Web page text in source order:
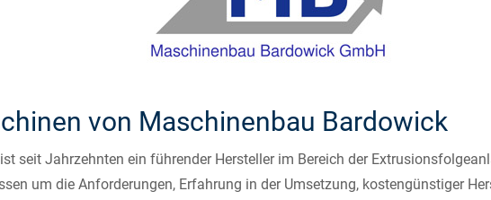
von Maschinenbau Bardowick
seit Jahrzehnten ein führender Hersteller im Bereich der
um die Anforderungen, Erfahrung in der Umsetzung, kostengünstiger